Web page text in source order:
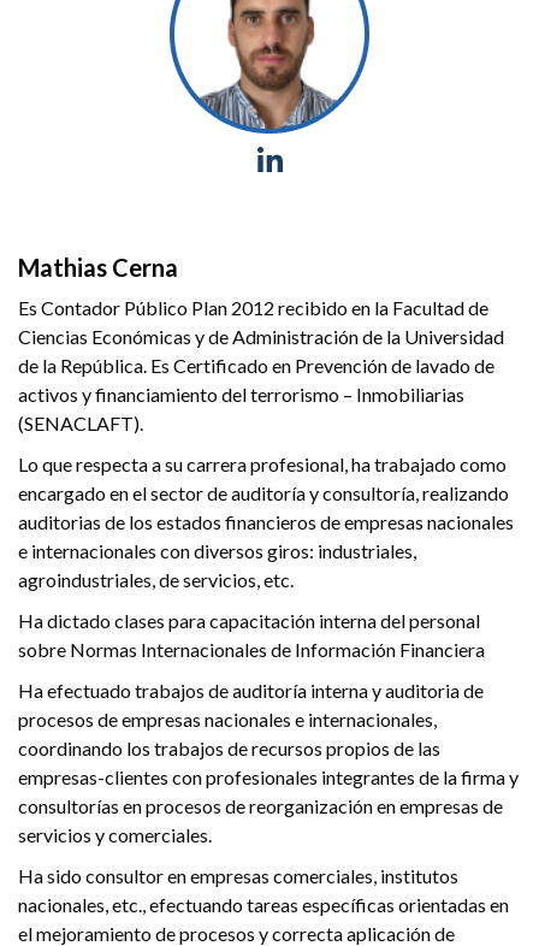
Mathias Cerna
Es Contador Público Plan 2012 recibido en la Facultad de
Ciencias Económicas y de Administración de la Universidad
de la República. Es Certificado en Prevención de lavado de
activos y financiamiento del terrorismo – Inmobiliarias
(SENACLAFT).
Lo que respecta a su carrera profesional, ha trabajado como
encargado en el sector de auditoría y consultoría, realizando
auditorias de los estados financieros de empresas nacionales
e internacionales con diversos giros: industriales,
agroindustriales, de servicios, etc.
Ha dictado clases para capacitación interna del personal
sobre Normas Internacionales de Información Financiera
Ha efectuado trabajos de auditoría interna y auditoria de
procesos de empresas nacionales e internacionales,
coordinando los trabajos de recursos propios de las
empresas-clientes con profesionales integrantes de la firma y
consultorías en procesos de reorganización en empresas de
servicios y comerciales.
Ha sido consultor en empresas comerciales, institutos
nacionales, etc., efectuando tareas específicas orientadas en
el mejoramiento de procesos y correcta aplicación de